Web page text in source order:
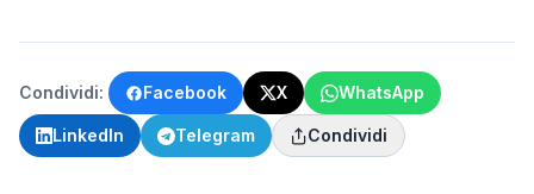
Condividi: Facebook X WhatsApp
LinkedIn Telegram Condividi